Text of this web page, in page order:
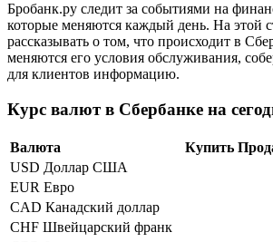
Бробанк.ру следит за событиями на
которые меняются каждый день. На этой
рассказывать о том, что происходит в
меняются его условия обслуживания,
для клиентов информацию.
Курс валют в Сбербанке на
Валюта Купить
USD Доллар США
EUR Евро
CAD Канадский доллар
CHF Швейцарский франк